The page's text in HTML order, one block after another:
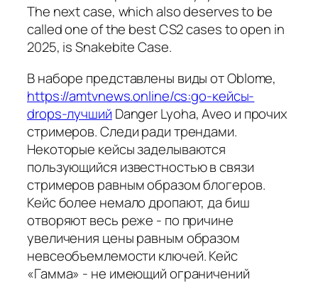
The next case, which also deserves to be
called one of the best CS2 cases to open in
2025, is Snakebite Case.
В наборе представлены виды от Oblome,
https://amtvnews.online/cs:go-кейсы-
drops-лучший Danger Lyoha, Aveo и прочих
стримеров. Следи ради трендами.
Некоторые кейсы заделываются
пользующийся известностью в связи
стримеров равным образом блогеров.
Кейс более немало дропают, да биш
отворяют весь реже - по причине
увеличения цены равным образом
невсеобъемлемости ключей. Кейс
«Гамма» - не имеющий ограничений